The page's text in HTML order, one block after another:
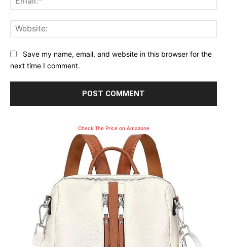
Save my name, email, and website in this browser for the
next time I comment.
Check The Price on Amazone